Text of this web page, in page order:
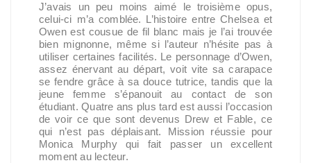
J’avais un peu moins aimé le troisième opus,
celui-ci m’a comblée. L’histoire entre Chelsea et
Owen est cousue de fil blanc mais je l’ai trouvée
bien mignonne, même si l’auteur n’hésite pas à
utiliser certaines facilités. Le personnage d’Owen,
assez énervant au départ, voit vite sa carapace
se fendre grâce à sa douce tutrice, tandis que la
jeune femme s’épanouit au contact de son
étudiant. Quatre ans plus tard est aussi l’occasion
de voir ce que sont devenus Drew et Fable, ce
qui n’est pas déplaisant. Mission réussie pour
Monica Murphy qui fait passer un excellent
moment au lecteur.